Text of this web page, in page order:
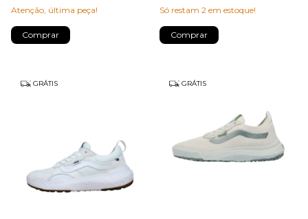
Atenção, última peça!
Comprar
Só restam 2 em estoque!
Comprar
GRÁTIS GRÁTIS